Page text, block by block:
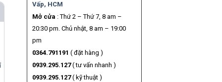
Vấp, HCM
Mở cửa : Thứ 2 – Thứ 7, 8 am –
20:30 pm. Chủ nhật, 8 am – 19:00
pm
0364.791191 ( đặt hàng )
0939.295.127( tư vấn nhanh )
0939.295.127( kỹ thuật )